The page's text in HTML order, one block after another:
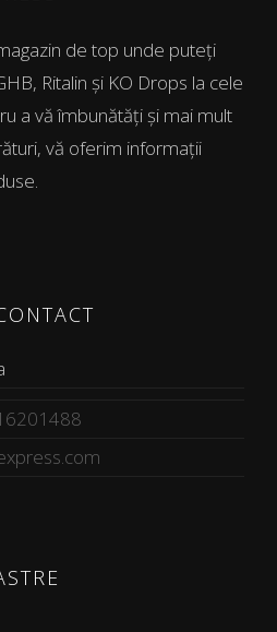
de top unde puteți
Ritalin și KO Drops la cele
a vă îmbunătăți și mai mult
vă oferim informații